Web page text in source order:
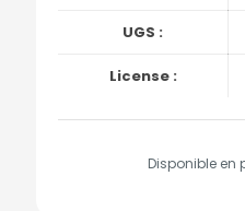
UGS :
License :
Disponible